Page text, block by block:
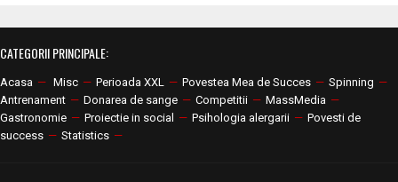
CATEGORII PRINCIPALE:
Acasa — Misc — Perioada XXL — Povestea Mea de Succes — Spinning —
Antrenament — Donarea de sange — Competitii — MassMedia —
Gastronomie — Proiectie in social — Psihologia alergarii — Povesti de
success — Statistics —